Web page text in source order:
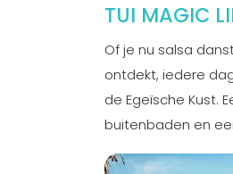
TUI MAGIC
Of je nu salsa
ontdekt, iedere
de Egeïsche Kust.
buitenbaden en